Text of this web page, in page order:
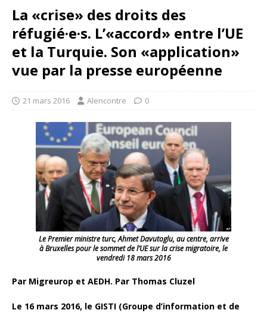
La «crise» des droits des
réfugié·e·s. L’«accord» entre l’UE
et la Turquie. Son «application»
vue par la presse européenne
21 mars 2016 Alencontre 0
Le Premier ministre turc, Ahmet Davutoglu, au centre, arrive
à Bruxelles pour le sommet de l’UE sur la crise migratoire, le
vendredi 18 mars 2016
Par Migreurop et AEDH. Par Thomas Cluzel
Le 16 mars 2016, le GISTI (Groupe d’information et de